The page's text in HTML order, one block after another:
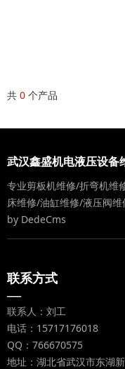
共 0 个产品
武汉鑫盛机电液压设备
专业剪板机维修/折弯机维
床维修/油缸维修/液压阀
by DedeCms
联系方式
—
联系人：刘工
电话：15717176018
QQ：766670575
地址：湖北省武汉市东湖